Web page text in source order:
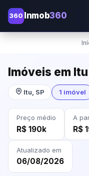
360 Inmob360
Imóveis em Itu
Itu, SP 1 imóvel
Preço médio
R$ 190k
A
R$
Atualizado em
06/08/2026